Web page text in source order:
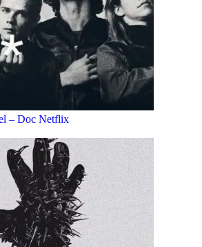
– Doc Netflix